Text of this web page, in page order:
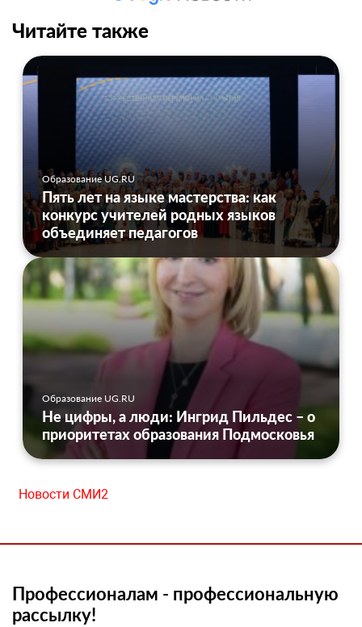
Читайте также
Образование UG.RU
Пять лет на языке мастерства: как
конкурс учителей родных языков
объединяет педагогов
Образование UG.RU
Не цифры, а люди: Ингрид Пильдес – о
приоритетах образования Подмосковья
Новости СМИ2
Профессионалам - профессиональную
рассылку!